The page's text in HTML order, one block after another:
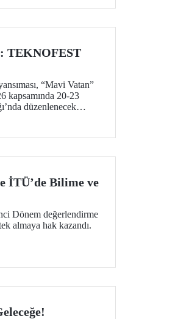
TEKNOFEST
“Mavi Vatan”
kapsamında 20-23
düzenlenecek
ön plana
bir araya getirecek.
İTÜ’de Bilime ve
Dönem değerlendirme
almaya hak kazandı.